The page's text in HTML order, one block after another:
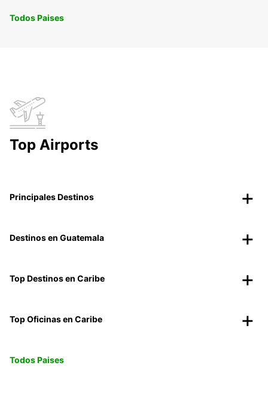
Todos Paises
Top Airports
Principales Destinos
Destinos en Guatemala
Top Destinos en Caribe
Top Oficinas en Caribe
Todos Paises